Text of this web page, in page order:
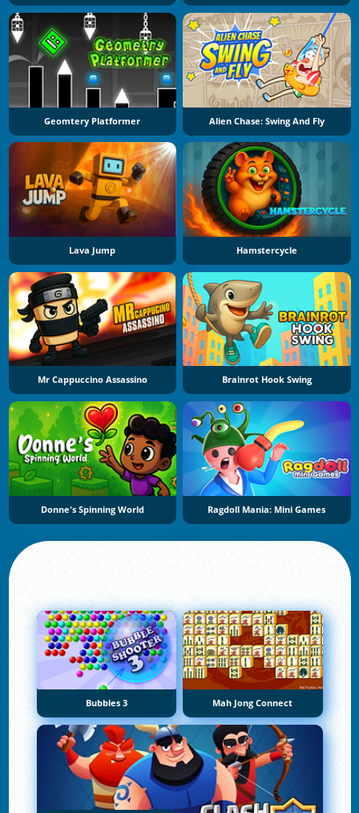
Geomtery Platformer Alien Chase: Swing And Fly
Lava Jump Hamstercycle
Mr Cappuccino Assassino Brainrot Hook Swing
Donne's Spinning World Ragdoll Mania: Mini Games
Bubbles 3 Mah Jong Connect